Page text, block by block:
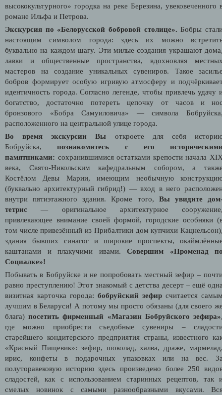
высококультурного» городка на реке Березина, увековеченного
романе Ильфа и Петрова.
Экскурсия по «Белорусской бобровой столице». Бобры
настоящим символом города: здесь их можно
буквально на каждом шагу. Эти милые создания украшают
лавки и общественные пространства, вдохновляя
мастеров на создание уникальных сувениров. Такое
бобров формирует особую игривую атмосферу и
идентичность города. Согласно легенде, чтобы привлечь удачу
богатство, достаточно потереть цепочку от часов и
бронзового «Бобра Самуиловича» — символа
расположенного на центральной улице города.
Во время экскурсии Вы откроете для себя
Бобруйска,познакомитесь с его
памятниками: сохранившимися остатками крепости начала
века, Свято-Никольским кафедральным собором, а
Костёлом Девы Марии, имеющим необычную
(буквально архитектурный гибрид!) — вход в него
внутри пятиэтажного здания. Кроме того, Вы увидите
тетрис — оригинальное архитектурное
привлекающее внимание своей формой, городские особняки
том числе привезённый из Прибалтики дом купчихи
здания бывших синагог и широкие проспекты,
каштанами и плакучими ивами. Совершим «Променад
Социалке»!
Побывать в Бобруйске и не попробовать местный зефир –
равно преступлению! Этот знакомый с детства десерт – ещё
визитная карточка города: бобруйский зефир считается
лучшим в Беларуси! А потому мы просто обязаны (для своего
блага)посетить фирменный «Магазин Бобруйского зефира»
где можно приобрести съедобные сувениры –
старейшего кондитерского предприятия страны, известного
«Красный Пищевик»: зефир, шоколад, халва, драже,
ирис, конфеты в подарочных упаковках или на вес.
полуторавековую историю здесь произведено более 250
сладостей, как с использованием старинных рецептов, так
смелых новинок с самыми разнообразными вкусами.